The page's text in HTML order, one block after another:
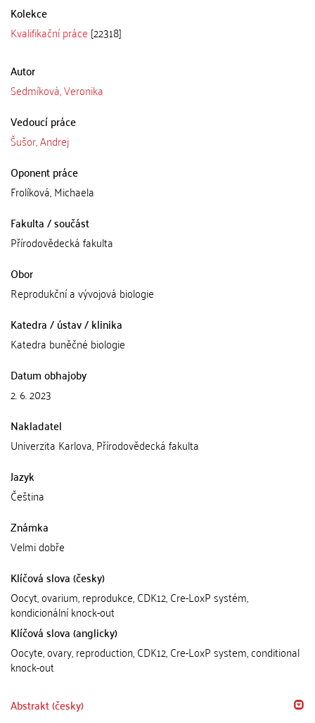
Kolekce
Kvalifikační práce [22318]
Autor
Sedmíková, Veronika
Vedoucí práce
Šušor, Andrej
Oponent práce
Frolíková, Michaela
Fakulta / součást
Přírodovědecká fakulta
Obor
Reprodukční a vývojová biologie
Katedra / ústav / klinika
Katedra buněčné biologie
Datum obhajoby
2. 6. 2023
Nakladatel
Univerzita Karlova, Přírodovědecká fakulta
Jazyk
Čeština
Známka
Velmi dobře
Klíčová slova (česky)
Oocyt, ovarium, reprodukce, CDK12, Cre-LoxP systém,
kondicionální knock-out
Klíčová slova (anglicky)
Oocyte, ovary, reproduction, CDK12, Cre-LoxP system, conditional
knock-out
Abstrakt (česky)